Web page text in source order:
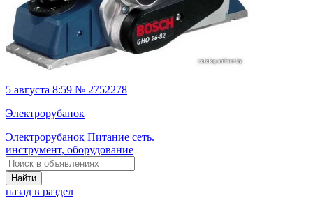
5 августа 8:59 № 2752278
Электрорубанок
Электрорубанок Питание сеть.
инструмент, оборудование
Найти
назад в раздел